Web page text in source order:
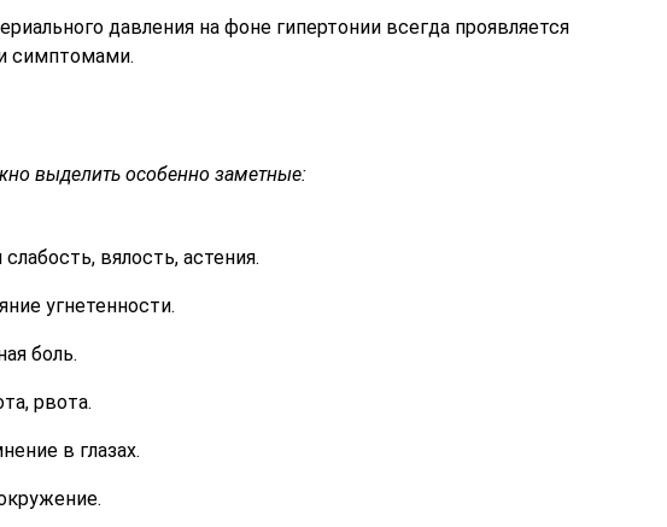
давления на фоне гипертонии всегда проявляется
симптомами.
выделить особенно заметные:
вялость, астения.
угнетенности.
боль.
рвота.
в глазах.